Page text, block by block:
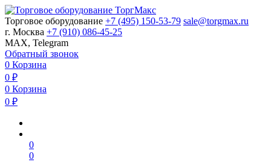
Торговое оборудование +7 (495) 150-53-79 sale@torgmax.ru
г. Москва +7 (910) 086-45-25
MAX, Telegram
Обратный звонок
0 Корзина
0 ₽
0 Корзина
0 ₽
0
0